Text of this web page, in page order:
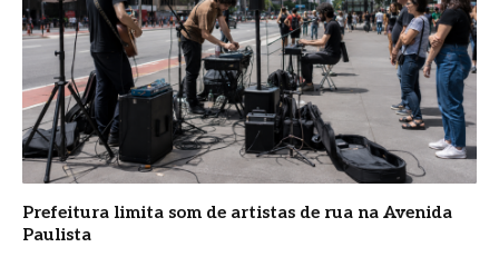
Prefeitura limita som de artistas de rua na Avenida
Paulista